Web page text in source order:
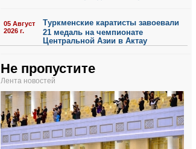
05 Август
2026 г.
Туркменские каратисты завоевали
21 медаль на чемпионате
Центральной Азии в Актау
Не пропустите
Лента новостей